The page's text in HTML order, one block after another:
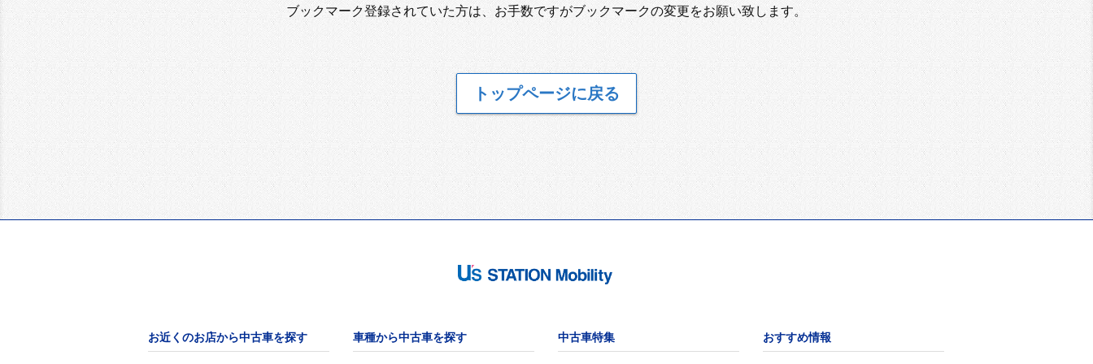
ブックマーク登録されていた方は、お手数ですがブックマークの変更をお願い致します。
トップページに戻る
お近くのお店から中古車を探す 車種から中古車を探す 中古車特集 おすすめ情報